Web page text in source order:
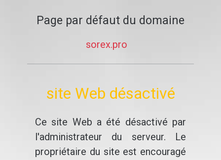
Page par défaut du domaine
sorex.pro
site Web désactivé
Ce site Web a été désactivé par
l'administrateur du serveur. Le
propriétaire du site est encouragé